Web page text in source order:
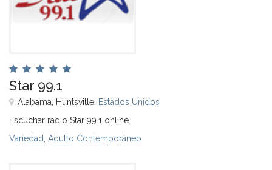
Star 99.1
Alabama, Huntsville, Estados Unidos
Escuchar radio Star 99.1 online
Variedad Adulto Contemporáneo